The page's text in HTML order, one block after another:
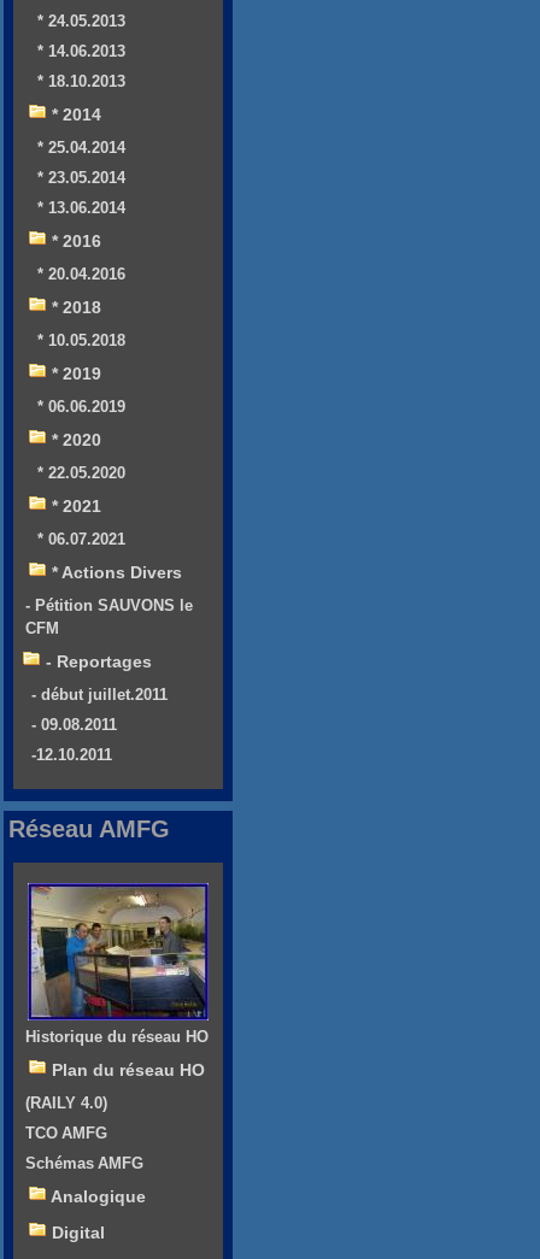
* 24.05.2013
* 14.06.2013
* 18.10.2013
* 2014
* 25.04.2014
* 23.05.2014
* 13.06.2014
* 2016
* 20.04.2016
* 2018
* 10.05.2018
* 2019
* 06.06.2019
* 2020
* 22.05.2020
* 2021
* 06.07.2021
* Actions Divers
- Pétition SAUVONS le
CFM
- Reportages
- début juillet.2011
- 09.08.2011
-12.10.2011
Réseau AMFG
Historique du réseau HO
Plan du réseau HO
(RAILY 4.0)
TCO AMFG
Schémas AMFG
Analogique
Digital